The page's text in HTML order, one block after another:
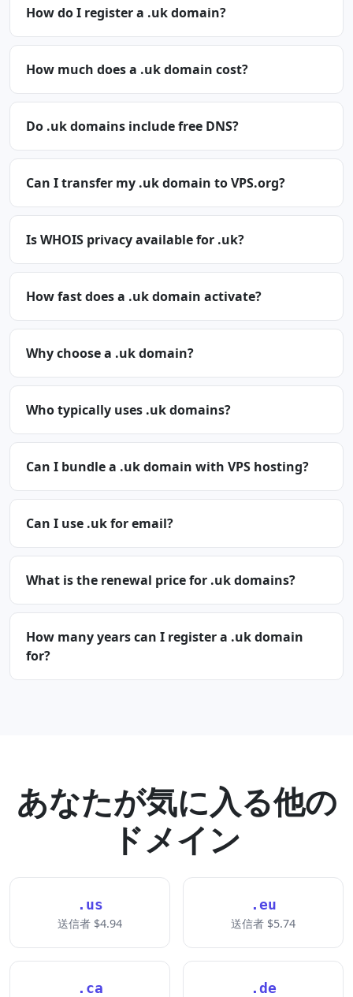
How do I register a .uk domain?
How much does a .uk domain cost?
Do .uk domains include free DNS?
Can I transfer my .uk domain to VPS.org?
Is WHOIS privacy available for .uk?
How fast does a .uk domain activate?
Why choose a .uk domain?
Who typically uses .uk domains?
Can I bundle a .uk domain with VPS hosting?
Can I use .uk for email?
What is the renewal price for .uk domains?
How many years can I register a .uk domain
for?
あなたが気に入る他の
ドメイン
.us
送信者 $4.94
.eu
送信者 $5.74
.ca .de